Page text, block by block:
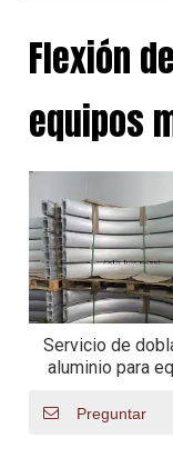
Flexión
equipos
Servicio de
aluminio para
Preguntar